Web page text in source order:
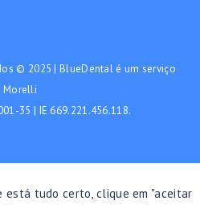
© 2025 | BlueDental é um serviço
Morelli
35 | IE 669.221.456.118.
está tudo certo, clique em "aceitar